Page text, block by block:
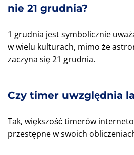
nie 21 grudnia?
1 grudnia jest symbolicznie
w wielu kulturach, mimo że
zaczyna się 21 grudnia.
Czy timer uwzględnia
Tak, większość timerów
przestępne w swoich